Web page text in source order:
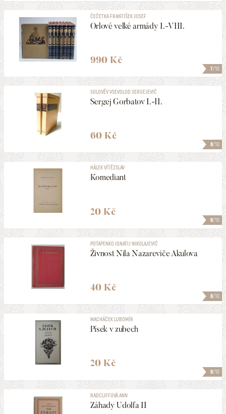
7/10
ČEČETKA FRANTIŠEK JOSEF
Orlové velké armády I.-VIII.
990 Kč
8/10
SOLOVĚV VSEVOLOD SERGEJEVIČ
Sergej Gorbatov I.-II.
60 Kč
8/10
HÁLEK VÍTĚZSLAV
Komediant
20 Kč
8/10
POTAPENKO IGNATIJ NIKOLAJEVIČ
Živnost Nila Nazareviče Akulova
40 Kč
8/10
MACHÁČEK LUBOMÍR
Písek v zubech
20 Kč
RADCLIFFOVÁ ANN
Záhady Udolfa II